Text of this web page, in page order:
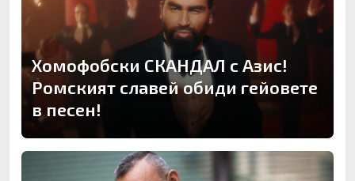
Хомофобски СКАНДАЛ с Азис!
Ромският славей обиди гейовете
в песен!